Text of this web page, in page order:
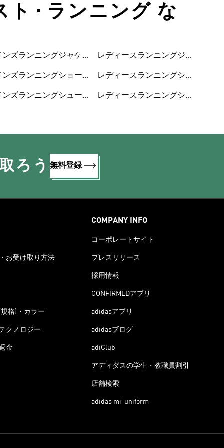
ト • ランニング な
ンズランニングジャケ
ンズランニングショー
ンズランニングシュー
レディースランニングジ
レディースランニングシ
レディースランニングシ
ろう 無料登録
お受け取り方法
格)・カラー
クノロジー
金
COMPANY INFO
コーポレートサイト
プレスリリース
採用情報
CONFIRMEDアプリ
adidasアプリ
adidasブログ
adiClub
アディダスの学生・教職員割引
店舗検索
adidas mi-uniform